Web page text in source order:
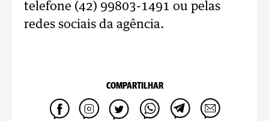
telefone (42) 99803-1491 ou pelas
redes sociais da agência.
COMPARTILHAR